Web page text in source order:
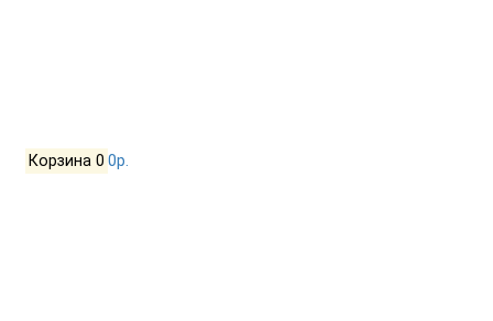
Корзина 0 0р.